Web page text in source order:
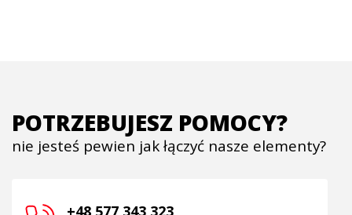
POTRZEBUJESZ POMOCY?
nie jesteś pewien jak łączyć nasze elementy?